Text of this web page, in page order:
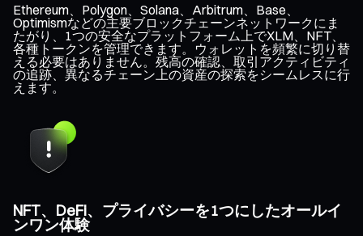
Ethereum、Polygon、Solana、Arbitrum、Base、
Optimismなどの主要ブロックチェーンネットワークにま
たがり、1つの安全なプラットフォーム上でXLM、NFT、
各種トークンを管理できます。ウォレットを頻繁に切り替
える必要はありません。残高の確認、取引アクティビティ
の追跡、異なるチェーン上の資産の探索をシームレスに行
えます。
NFT、DeFi、プライバシーを1つにしたオールイ
ンワン体験